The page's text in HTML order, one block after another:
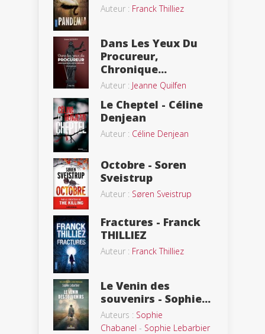
Auteur : Franck Thilliez
Dans Les Yeux Du
Procureur,
Chronique...
Auteur : Jeanne Quilfen
Le Cheptel - Céline
Denjean
Auteur : Céline Denjean
Octobre - Soren
Sveistrup
Auteur : Søren Sveistrup
Fractures - Franck
THILLIEZ
Auteur : Franck Thilliez
Le Venin des
souvenirs - Sophie...
Auteurs : Sophie
Chabanel - Sophie Lebarbier